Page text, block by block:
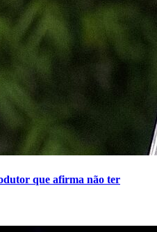
que afirma não ter